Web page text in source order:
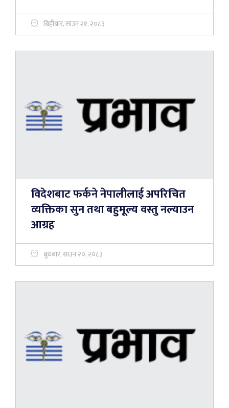
बिहीबार, साउन २१, २०८३
विदेशबाट फर्कने नेपालीलाई अपरिचित
व्यक्तिका सुन तथा बहुमूल्य वस्तु नल्याउन
आग्रह
बुधबार, साउन २०, २०८३